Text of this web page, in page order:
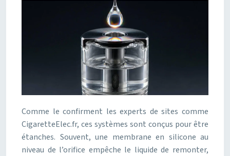
Comme le confirment les experts de sites comme
CigaretteElec.fr, ces systèmes sont conçus pour être
étanches. Souvent, une membrane en silicone au
niveau de l’orifice empêche le liquide de remonter,